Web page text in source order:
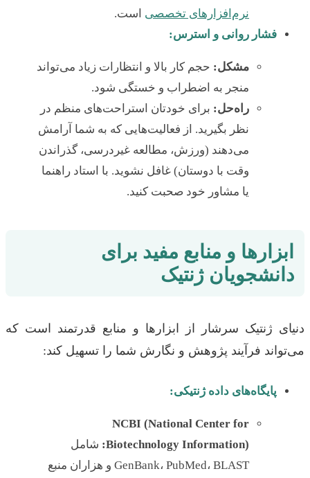
نرم‌افزارهای تخصصی است.
فشار روانی و استرس:
مشکل: حجم کار بالا و انتظارات زیاد می‌تواند
منجر به اضطراب و خستگی شود.
راه‌حل: برای خودتان استراحت‌های منظم در
نظر بگیرید. از فعالیت‌هایی که به شما آرامش
می‌دهند (ورزش، مطالعه غیردرسی، گذراندن
وقت با دوستان) غافل نشوید. با استاد راهنما
یا مشاور خود صحبت کنید.
ابزارها و منابع مفید برای
دانشجویان ژنتیک
دنیای ژنتیک سرشار از ابزارها و منابع قدرتمند است که
می‌تواند فرآیند پژوهش و نگارش شما را تسهیل کند:
پایگاه‌های داده ژنتیکی:
NCBI (National Center for
Biotechnology Information): شامل
GenBank، PubMed، BLAST و هزاران منبع